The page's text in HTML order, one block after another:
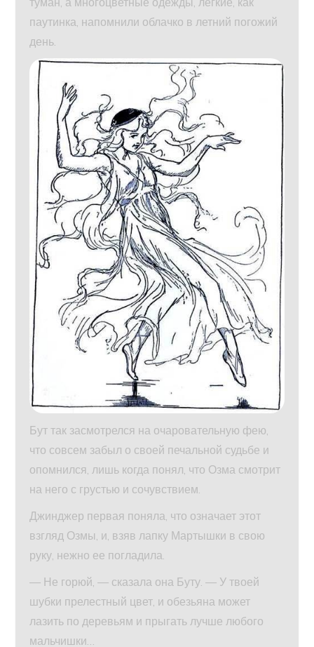
паутинка, напомнили облачко в летний погожий
день.
Бут так засмотрелся на очаровательную фею,
что совсем забыл о своей печальной судьбе и
опомнился, лишь когда понял, что Озма смотрит
на него с грустью и сочувствием.
Джинджер первая поняла, что означает этот
взгляд Озмы, и, взяв лапку Мартышки в свою
руку, нежно ее погладила.
— Не горюй, — сказала она Буту. — У твоей
шубки прелестный цвет, и обезьяна может
лазить по деревьям и прыгать лучше любого
мальчишки…